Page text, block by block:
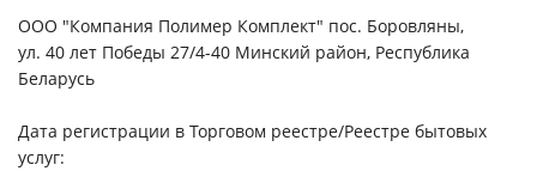
ООО "Компания Полимер Комплект" пос. Боровляны,
ул. 40 лет Победы 27/4-40 Минский район, Республика
Беларусь
Дата регистрации в Торговом реестре/Реестре бытовых
услуг: